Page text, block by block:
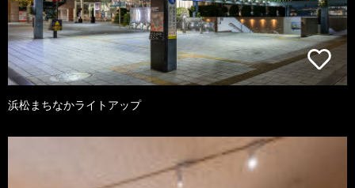
浜松まちなかライトアップ